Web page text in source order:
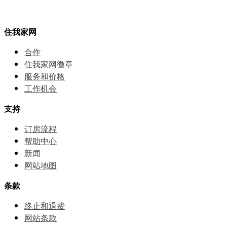
住我家网
合作
住我家网徽章
服务和价格
⼯作机会
支持
订房流程
帮助中⼼
新闻
网站地图
条款
终止和退费
网站条款